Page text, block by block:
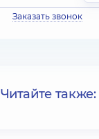
Заказать звонок
Читайте также: